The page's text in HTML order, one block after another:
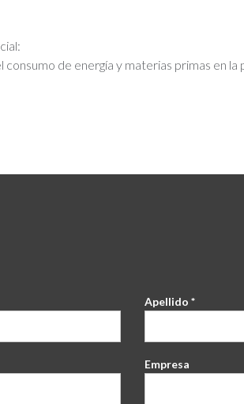
de energía y materias primas en la
Apellido *
Empresa